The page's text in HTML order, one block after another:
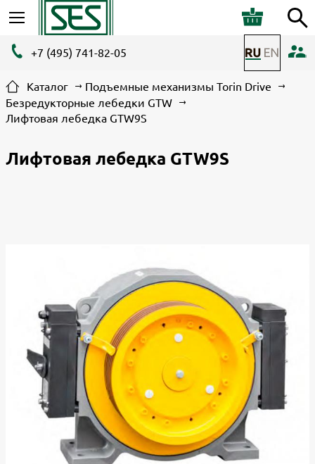
+7 (495) 741-82-05
Каталог
Подъемные механизмы Torin Drive
Безредукторные лебедки GTW
Лифтовая лебедка GTW9S
Лифтовая лебедка GTW9S